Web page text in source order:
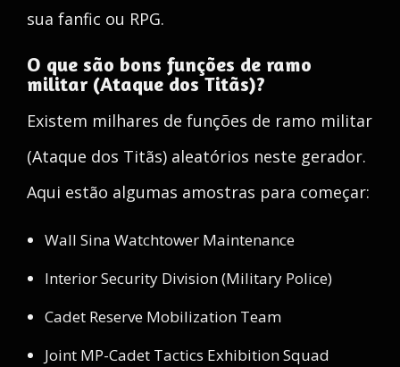
sua fanfic ou RPG.
O que são bons funções de ramo
militar (Ataque dos Titãs)?
Existem milhares de funções de ramo militar
(Ataque dos Titãs) aleatórios neste gerador.
Aqui estão algumas amostras para começar:
Wall Sina Watchtower Maintenance
Interior Security Division (Military Police)
Cadet Reserve Mobilization Team
Joint MP-Cadet Tactics Exhibition Squad